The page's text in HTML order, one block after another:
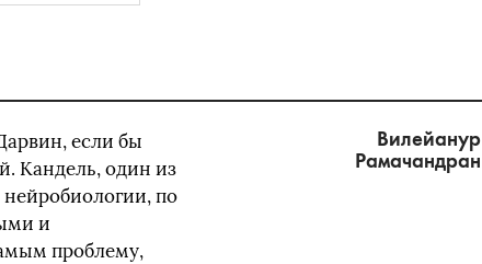
если бы
Кандель, один из
по
и
проблему,
Вилейанур
Рамачандран